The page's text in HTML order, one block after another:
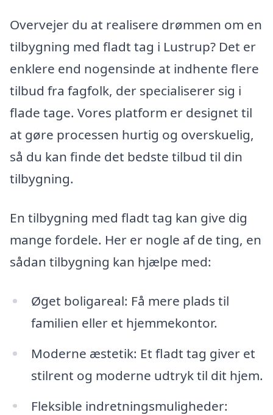
Overvejer du at realisere drømmen om en
tilbygning med fladt tag i Lustrup? Det er
enklere end nogensinde at indhente flere
tilbud fra fagfolk, der specialiserer sig i
flade tage. Vores platform er designet til
at gøre processen hurtig og overskuelig,
så du kan finde det bedste tilbud til din
tilbygning.
En tilbygning med fladt tag kan give dig
mange fordele. Her er nogle af de ting, en
sådan tilbygning kan hjælpe med:
Øget boligareal: Få mere plads til
familien eller et hjemmekontor.
Moderne æstetik: Et fladt tag giver et
stilrent og moderne udtryk til dit hjem.
Fleksible indretningsmuligheder: